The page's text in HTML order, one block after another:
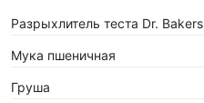
Разрыхлитель теста Dr. Bakers
Мука пшеничная
Груша